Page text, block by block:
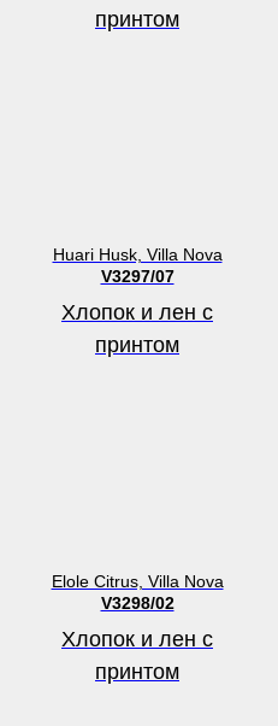
принтом
Huari Husk, Villa Nova
V3297/07
Хлопок и лен с
принтом
Elole Citrus, Villa Nova
V3298/02
Хлопок и лен с
принтом